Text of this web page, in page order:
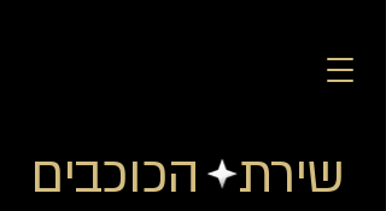
שירת הכוכבים